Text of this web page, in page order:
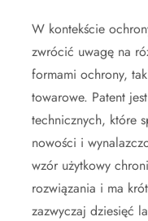
W kontekście
zwrócić uwagę na
formami ochrony,
towarowe. Patent
technicznych, które
nowości i
wzór użytkowy
rozwiązania i ma
zazwyczaj dziesięć